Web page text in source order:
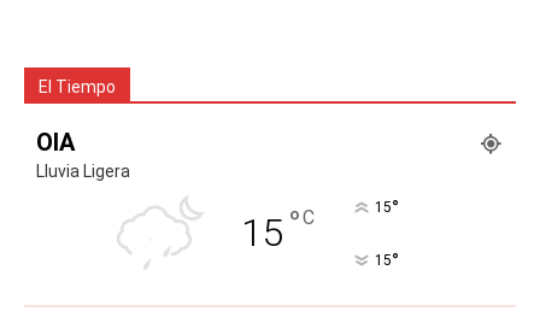
El Tiempo
OIA
Lluvia Ligera
15 °C 15°
15°